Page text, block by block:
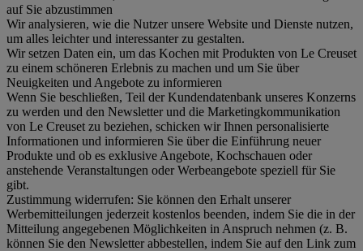
auf Sie abzustimmen
Wir analysieren, wie die Nutzer unsere Website und Dienste nutzen,
um alles leichter und interessanter zu gestalten.
Wir setzen Daten ein, um das Kochen mit Produkten von Le Creuset
zu einem schöneren Erlebnis zu machen und um Sie über
Neuigkeiten und Angebote zu informieren
Wenn Sie beschließen, Teil der Kundendatenbank unseres Konzerns
zu werden und den Newsletter und die Marketingkommunikation
von Le Creuset zu beziehen, schicken wir Ihnen personalisierte
Informationen und informieren Sie über die Einführung neuer
Produkte und ob es exklusive Angebote, Kochschauen oder
anstehende Veranstaltungen oder Werbeangebote speziell für Sie
gibt.
Zustimmung widerrufen: Sie können den Erhalt unserer
Werbemitteilungen jederzeit kostenlos beenden, indem Sie die in der
Mitteilung angegebenen Möglichkeiten in Anspruch nehmen (z. B.
können Sie den Newsletter abbestellen, indem Sie auf den Link zum